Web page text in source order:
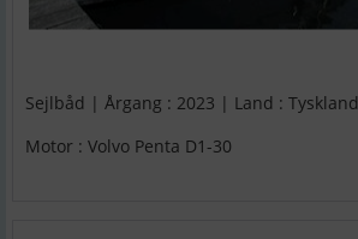
Sejlbåd | Årgang : 2023 | Land : Tyskland
Motor : Volvo Penta D1-30